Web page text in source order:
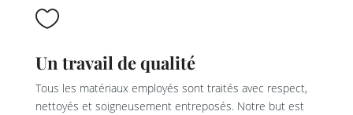

Un travail de qualité
Tous les matériaux employés sont traités avec respect,
nettoyés et soigneusement entreposés. Notre but est